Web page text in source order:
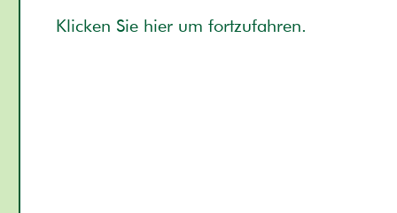
Klicken Sie hier um fortzufahren.